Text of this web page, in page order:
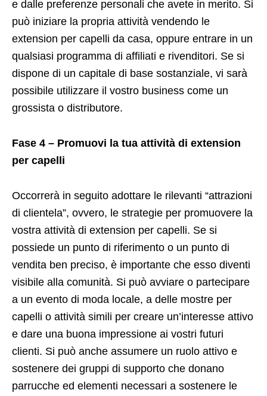
e dalle preferenze personali che avete in merito. Si
può iniziare la propria attività vendendo le
extension per capelli da casa, oppure entrare in un
qualsiasi programma di affiliati e rivenditori. Se si
dispone di un capitale di base sostanziale, vi sarà
possibile utilizzare il vostro business come un
grossista o distributore.
Fase 4 – Promuovi la tua attività di extension
per capelli
Occorrerà in seguito adottare le rilevanti “attrazioni
di clientela”, ovvero, le strategie per promuovere la
vostra attività di extension per capelli. Se si
possiede un punto di riferimento o un punto di
vendita ben preciso, è importante che esso diventi
visibile alla comunità. Si può avviare o partecipare
a un evento di moda locale, a delle mostre per
capelli o attività simili per creare un’interesse attivo
e dare una buona impressione ai vostri futuri
clienti. Si può anche assumere un ruolo attivo e
sostenere dei gruppi di supporto che donano
parrucche ed elementi necessari a sostenere le